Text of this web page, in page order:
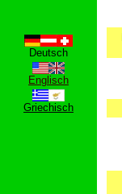
Deutsch
Englisch
Griechisch